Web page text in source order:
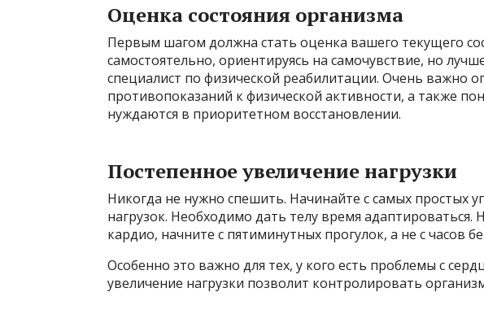
Оценка состояния организма
Первым шагом должна стать оценка вашего текущего
самостоятельно, ориентируясь на самочувствие, но
специалист по физической реабилитации. Очень важно
противопоказаний к физической активности, а также
нуждаются в приоритетном восстановлении.
Постепенное увеличение нагрузки
Никогда не нужно спешить. Начинайте с самых простых
нагрузок. Необходимо дать телу время адаптироваться.
кардио, начните с пятиминутных прогулок, а не с часов
Особенно это важно для тех, у кого есть проблемы с
увеличение нагрузки позволит контролировать